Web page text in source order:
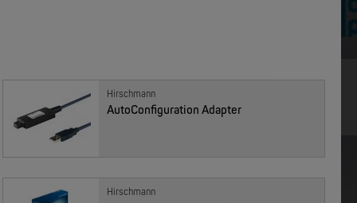
Hirschmann
AutoConfiguration Adapter
Hirschmann
schreiben